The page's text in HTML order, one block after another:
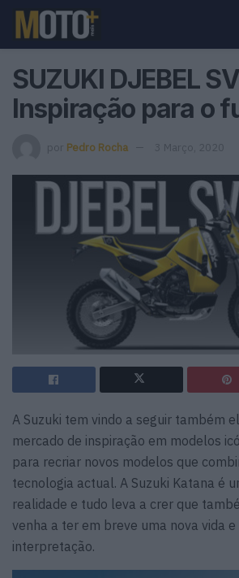
SUZUKI DJEBEL
Inspiração para o
por Pedro Rocha 3 Março, 2020
A Suzuki tem vindo a seguir também
mercado de inspiração em modelos
para recriar novos modelos que
tecnologia actual. A Suzuki Katana é
realidade e tudo leva a crer que
venha a ter em breve uma nova vida e
interpretação.